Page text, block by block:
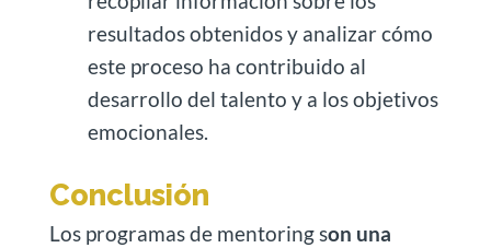
resultados obtenidos y analizar cómo
este proceso ha contribuido al
desarrollo del talento y a los objetivos
emocionales.
Conclusión
Los programas de mentoring son una